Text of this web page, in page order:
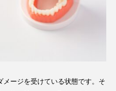
ージを受けている状態です。そ